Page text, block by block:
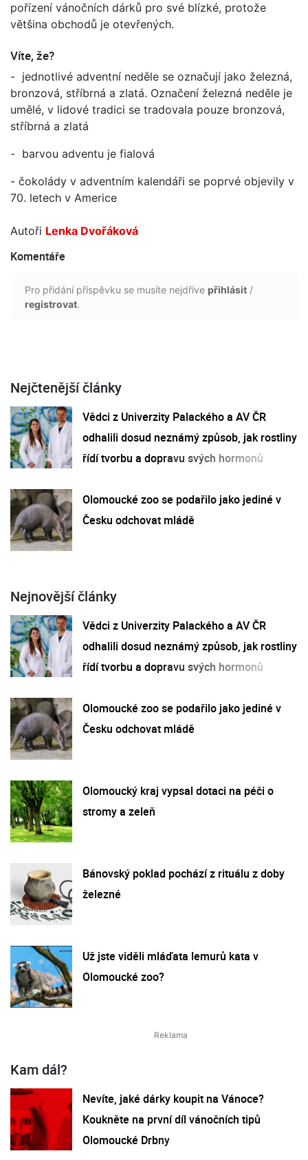
pořízení vánočních dárků pro své blízké, protože
většina obchodů je otevřených.
Víte, že?
- jednotlivé adventní neděle se označují jako železná,
bronzová, stříbrná a zlatá. Označení železná neděle je
umělé, v lidové tradici se tradovala pouze bronzová,
stříbrná a zlatá
- barvou adventu je fialová
- čokolády v adventním kalendáři se poprvé objevily v
70. letech v Americe
Autoři Lenka Dvořáková
Komentáře
Pro přidání příspěvku se musíte nejdříve přihlásit /
registrovat.
Nejčtenější články
Vědci z Univerzity Palackého a AV ČR
odhalili dosud neznámý způsob, jak rostliny
řídí tvorbu a dopravu svých hormonů
Olomoucké zoo se podařilo jako jediné v
Česku odchovat mládě
Nejnovější články
Vědci z Univerzity Palackého a AV ČR
odhalili dosud neznámý způsob, jak rostliny
řídí tvorbu a dopravu svých hormonů
Olomoucké zoo se podařilo jako jediné v
Česku odchovat mládě
Olomoucký kraj vypsal dotaci na péči o
stromy a zeleň
Bánovský poklad pochází z rituálu z doby
železné
Už jste viděli mláďata lemurů kata v
Olomoucké zoo?
Kam dál?
Nevíte, jaké dárky koupit na Vánoce?
Koukněte na první díl vánočních tipů
Olomoucké Drbny